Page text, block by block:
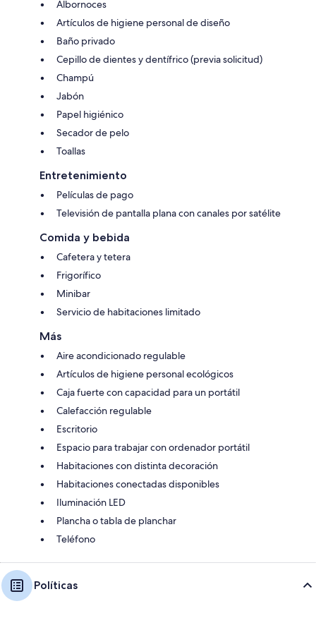
Albornoces
Artículos de higiene personal de diseño
Baño privado
Cepillo de dientes y dentífrico (previa solicitud)
Champú
Jabón
Papel higiénico
Secador de pelo
Toallas
Entretenimiento
Películas de pago
Televisión de pantalla plana con canales por satélite
Comida y bebida
Cafetera y tetera
Frigorífico
Minibar
Servicio de habitaciones limitado
Más
Aire acondicionado regulable
Artículos de higiene personal ecológicos
Caja fuerte con capacidad para un portátil
Calefacción regulable
Escritorio
Espacio para trabajar con ordenador portátil
Habitaciones con distinta decoración
Habitaciones conectadas disponibles
Iluminación LED
Plancha o tabla de planchar
Teléfono
Políticas